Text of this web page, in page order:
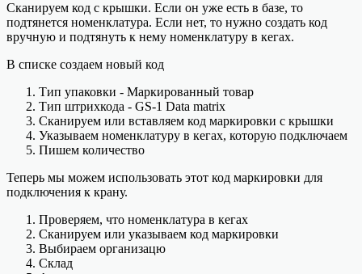
Сканируем код с крышки. Если он уже есть в базе, то
подтянется номенклатура. Если нет, то нужно создать код
вручную и подтянуть к нему номенклатуру в кегах.
В списке создаем новый код
Тип упаковки - Маркированный товар
Тип штрихкода - GS-1 Data matrix
Сканируем или вставляем код маркировки с крышки
Указываем номенклатуру в кегах, которую подключаем
Пишем количество
Теперь мы можем использовать этот код маркировки для
подключения к крану.
Проверяем, что номенклатура в кегах
Сканируем или указываем код маркировки
Выбираем организацю
Склад